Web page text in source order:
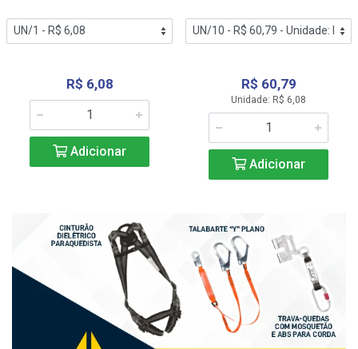
R$ 6,08
Adicionar
R$ 60,79
Unidade: R$ 6,08
Adicionar